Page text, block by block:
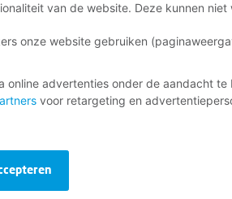
van de website. Deze kunnen niet
onze website gebruiken
online advertenties onder de aandacht
voor retargeting en